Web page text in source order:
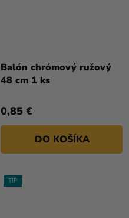
Balón chrómový ružový
48 cm 1 ks
0,85 €
DO KOŠÍKA
TIP